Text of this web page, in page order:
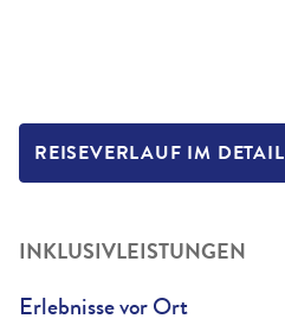
REISEVERLAUF IM DETAIL
INKLUSIVLEISTUNGEN
Erlebnisse vor Ort